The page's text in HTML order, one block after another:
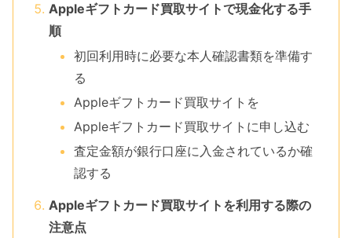
Appleギフトカード買取サイトで現金化する手
順
初回利用時に必要な本人確認書類を準備す
る
Appleギフトカード買取サイトを
Appleギフトカード買取サイトに申し込む
査定金額が銀行口座に入金されているか確
認する
Appleギフトカード買取サイトを利用する際の
注意点